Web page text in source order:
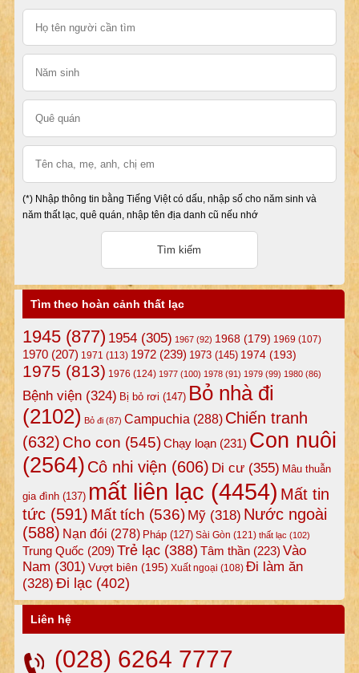
(*) Nhập thông tin bằng Tiếng Việt có dấu, nhập số cho năm sinh và
năm thất lạc, quê quán, nhập tên địa danh cũ nếu nhớ
Tìm theo hoàn cảnh thất lạc
1945(877) 1954(305) 1967(92) 1968(179) 1969 (107)
1970(207) 1971 (113) 1972(239) 1973(145) 1974(193)
1975 (813) 1976 (124) 1977(100) 1978(91) 1979(99) 1980(86)
Bệnh viện(324) Bị bỏ rơi (147) Bỏ nhà đi
(2102) Bỏ đi(87) Campuchia (288) Chiến tranh
(632) Cho con (545)Chạy loạn(231) Con nuôi
(2564) Cô nhi viện (606) Di cư(355) Mâu thuẫn
gia đình(137) mất liên lạc (4454) Mất tin
tức(591) Mất tích (536) Mỹ(318) Nước ngoài
(588) Nạn đói (278) Pháp(127) Sài Gòn (121) thất lạc (102)
Trung Quốc (209) Trẻ lạc(388) Tâm thần(223) Vào
Nam (301) Vượt biên (195) Xuất ngoại (108) Đi làm ăn
(328) Đi lạc(402)
Liên hệ
(028) 6264 7777